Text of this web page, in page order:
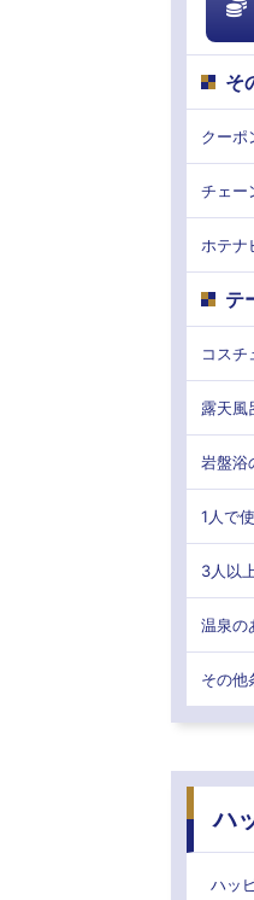
そ
クーポ
チェー
ホテナ
テ
コスチ
露天風
岩盤浴
1人で
3人以
温泉の
その他
ハ
ハッ